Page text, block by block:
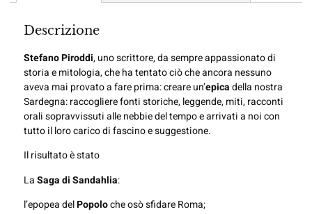
Descrizione
Stefano Piroddi, uno scrittore, da sempre appassionato di
storia e mitologia, che ha tentato ciò che ancora nessuno
aveva mai provato a fare prima: creare un’epicadella nostra
Sardegna: raccogliere fonti storiche, leggende, miti, racconti
orali sopravvissuti alle nebbie del tempo e arrivati a noi con
tutto il loro carico di fascino e suggestione.
Il risultato è stato
LaSaga di Sandahlia:
l’epopea delPopoloche osò sfidare Roma;